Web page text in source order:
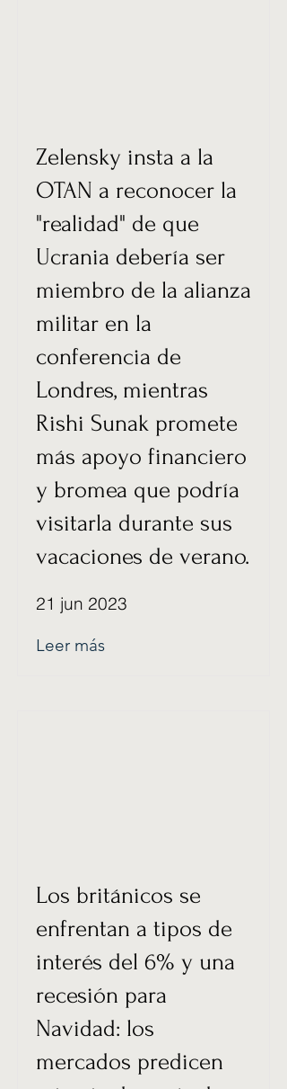
Zelensky insta a la
OTAN a reconocer la
"realidad" de que
Ucrania debería ser
miembro de la alianza
militar en la
conferencia de
Londres, mientras
Rishi Sunak promete
más apoyo financiero
y bromea que podría
visitarla durante sus
vacaciones de verano.
21 jun 2023
Leer más
Los británicos se
enfrentan a tipos de
interés del 6% y una
recesión para
Navidad: los
mercados predicen